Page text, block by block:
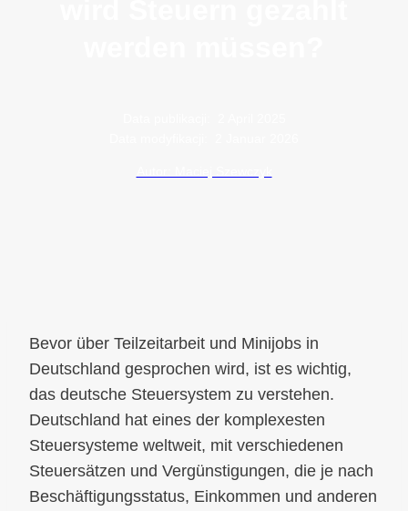
Bevor über Teilzeitarbeit und Minijobs in
Deutschland gesprochen wird, ist es wichtig,
das deutsche Steuersystem zu verstehen.
Deutschland hat eines der komplexesten
Steuersysteme weltweit, mit verschiedenen
Steuersätzen und Vergünstigungen, die je nach
Beschäftigungsstatus, Einkommen und anderen